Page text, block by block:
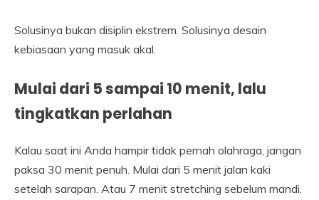
Solusinya bukan disiplin ekstrem. Solusinya desain
kebiasaan yang masuk akal.
Mulai dari 5 sampai 10 menit, lalu
tingkatkan perlahan
Kalau saat ini Anda hampir tidak pernah olahraga, jangan
paksa 30 menit penuh. Mulai dari 5 menit jalan kaki
setelah sarapan. Atau 7 menit stretching sebelum mandi.